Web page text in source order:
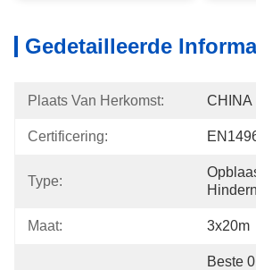
Gedetailleerde
Plaats Van Herkomst: CHINA
Certificering:
Type:
Maat: 3x20m
Beste